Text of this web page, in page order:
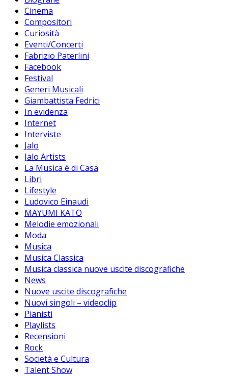
Cinema
Compositori
Curiosità
Eventi/Concerti
Fabrizio Paterlini
Facebook
Festival
Generi Musicali
Giambattista Fedrici
In evidenza
Internet
Interviste
Jalo
Jalo Artists
La Musica è di Casa
Libri
Lifestyle
Ludovico Einaudi
MAYUMI KATO
Melodie emozionali
Moda
Musica
Musica Classica
Musica classica nuove uscite discografiche
News
Nuove uscite discografiche
Nuovi singoli – videoclip
Pianisti
Playlists
Recensioni
Rock
Società e Cultura
Talent Show